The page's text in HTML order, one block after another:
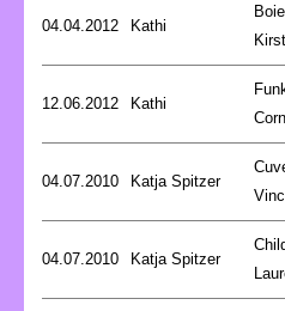
04.04.2012 Kathi
12.06.2012 Kathi
04.07.2010 Katja Spitzer
04.07.2010 Katja Spitzer